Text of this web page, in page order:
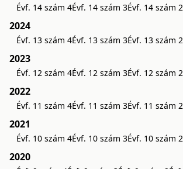
Évf. 14 szám 4Évf. 14 szám 3Évf. 14 szám 2
2024
Évf. 13 szám 4Évf. 13 szám 3Évf. 13 szám 2
2023
Évf. 12 szám 4Évf. 12 szám 3Évf. 12 szám 2
2022
Évf. 11 szám 4Évf. 11 szám 3Évf. 11 szám 2
2021
Évf. 10 szám 4Évf. 10 szám 3Évf. 10 szám 2
2020